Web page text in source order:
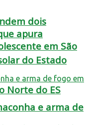
do Estado
Norte do ES
dois
apura
em São
e arma de